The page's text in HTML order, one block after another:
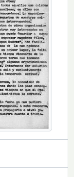
a Manuel Góngora.
la campaña de propaganda en defensa del marxismo-leninismo.
nuevo camarada trasladado a Mallorca.
información variada.
que le solicita el envío de los datos de cada organización y de cada militante.
exponen las medidas políticas y económicas ante la situación del país.
relación a la preparación del congreso.
referente a la expulsión de Adriano Iglesias.
la que se plantean los problemas en dicha organización.
de tres miembros del Comité Central de la organización del Sena.
deseo de unificación de los comunistas.
en la que le solicita recibir el periódico.
que no asistieron al Pleno del 15.
sobre lo tratado en la reunión del Comité Ejecutivo.